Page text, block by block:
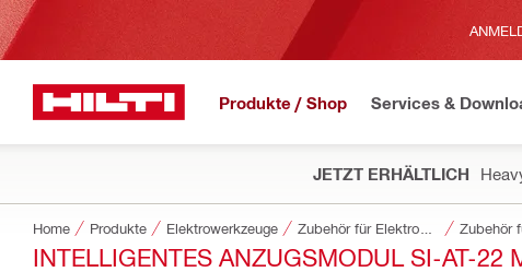
Produkte / Shop Services &
JETZT ERHÄLTLICH
Home Produkte Elektrowerkzeuge Zubehör
INTELLIGENTES ANZUGSMODUL SI-AT-22